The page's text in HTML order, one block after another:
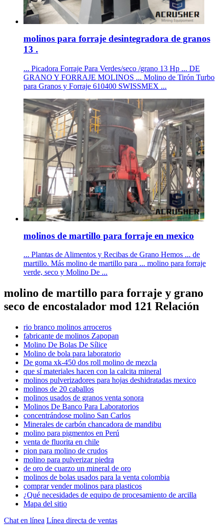
molinos para forraje desintegradora de granos
13 .
... Picadora Forraje Para Verdes/seco /grano 13 Hp ... DE
GRANO Y FORRAJE MOLINOS ... Molino de Tirón Turbo
para Granos y Forraje 610400 SWISSMEX ...
molinos de martillo para forraje en mexico
... Plantas de Alimentos y Recibas de Grano Hemos ... de
martillo. Más molino de martillo para ... molino para forraje
verde, seco y Molino De ...
molino de martillo para forraje y grano
seco de encostalador mod 121 Relación
rio branco molinos arroceros
fabricante de molinos Zapopan
Molino De Bolas De Sílice
Molino de bola para laboratorio
De goma xk-450 dos roll molino de mezcla
que sí materiales hacen con la calcita mineral
molinos pulverizadores para hojas deshidratadas mexico
molinos de 20 caballos
molinos usados de granos venta sonora
Molinos De Banco Para Laboratorios
concentrándose molino San Carlos
Minerales de carbón chancadora de mandibu
molino para pigmentos en Perú
venta de fluorita en chile
pion para molino de crudos
molino para pulverizar piedra
de oro de cuarzo un mineral de oro
molinos de bolas usados para la venta colombia
comprar vender molinos para plasticos
¿Qué necesidades de equipo de procesamiento de arcilla
Mapa del sitio
Chat en línea Línea directa de ventas